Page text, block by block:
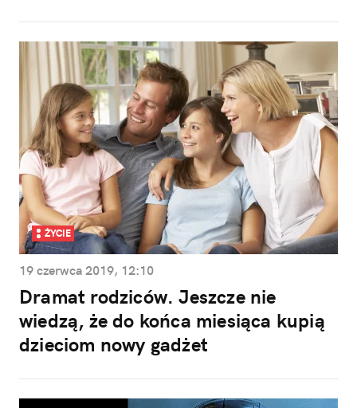
ŻYCIE
19 czerwca 2019, 12:10
Dramat rodziców. Jeszcze nie
wiedzą, że do końca miesiąca kupią
dzieciom nowy gadżet